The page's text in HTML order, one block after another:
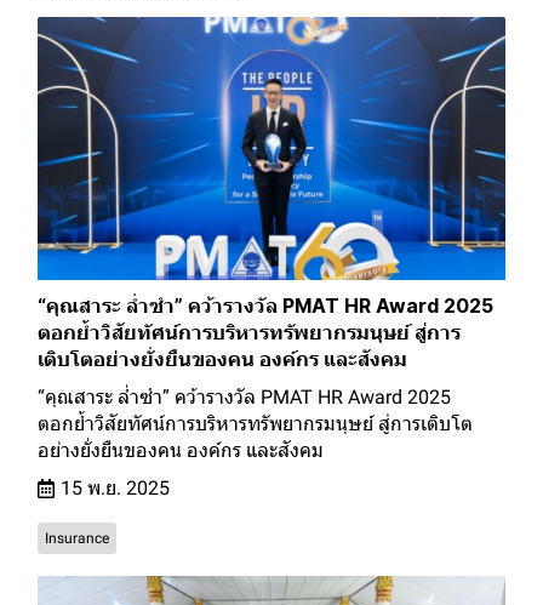
“คุณสาระ ล่ำซำ” คว้ารางวัล PMAT HR Award 2025
ตอกย้ำวิสัยทัศน์การบริหารทรัพยากรมนุษย์ สู่การ
เติบโตอย่างยั่งยืนของคน องค์กร และสังคม
“คุณสาระ ล่ำซำ” คว้ารางวัล PMAT HR Award 2025
ตอกย้ำวิสัยทัศน์การบริหารทรัพยากรมนุษย์ สู่การเติบโต
อย่างยั่งยืนของคน องค์กร และสังคม
15 พ.ย. 2025
Insurance